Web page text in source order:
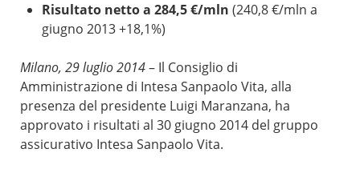
Risultato netto a 284,5 €/mln (240,8 €/mln a
giugno 2013 +18,1%)
Milano, 29 luglio 2014– Il Consiglio di
Amministrazione di Intesa Sanpaolo Vita, alla
presenza del presidente Luigi Maranzana, ha
approvato i risultati al 30 giugno 2014 del gruppo
assicurativo Intesa Sanpaolo Vita.